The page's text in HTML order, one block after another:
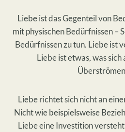
Liebe ist das Gegenteil von
mit physischen Bedürfnissen –
Bedürfnissen zu tun. Liebe ist
Liebe ist etwas, was
Liebe richtet sich nicht an
Nicht wie beispielsweise
Liebe eine Investition